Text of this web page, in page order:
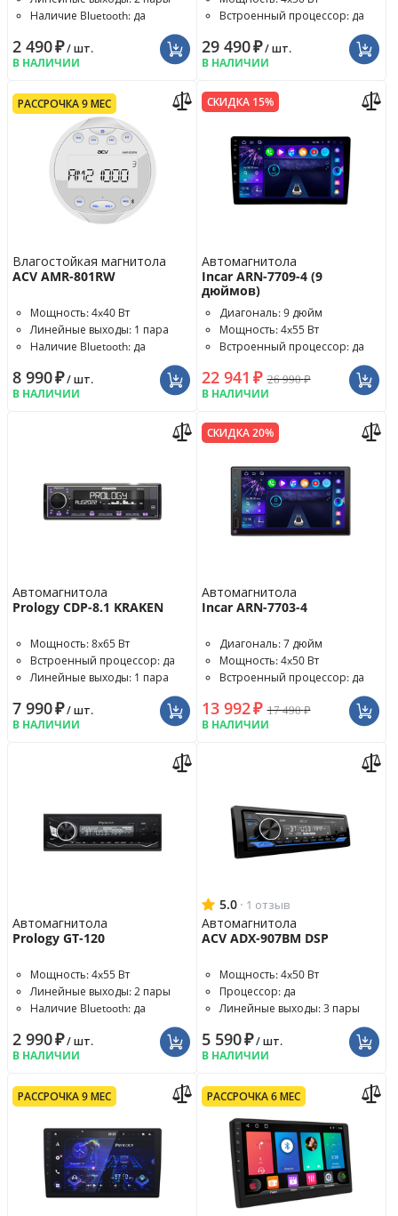
Наличие Bluetooth: да
2 490₽/ шт.
В НАЛИЧИИ
Встроенный процессор: да
29 490₽/ шт.
В НАЛИЧИИ
РАССРОЧКА 9 МЕС
Влагостойкая магнитола
ACV AMR-801RW
Мощность: 4x40 Вт
Линейные выходы: 1 пара
Наличие Bluetooth: да
8 990₽/ шт.
В НАЛИЧИИ
СКИДКА 15%
Автомагнитола
Incar ARN-7709-4 (9
дюймов)
Диагональ: 9 дюйм
Мощность: 4x55 Вт
Встроенный процессор: да
22 941 ₽ 26 990₽
В НАЛИЧИИ
Автомагнитола
Prology CDP-8.1 KRAKEN
Мощность: 8x65 Вт
Встроенный процессор: да
Линейные выходы: 1 пара
7 990₽/ шт.
В НАЛИЧИИ
СКИДКА 20%
Автомагнитола
Incar ARN-7703-4
Диагональ: 7 дюйм
Мощность: 4x50 Вт
Встроенный процессор: да
13 992₽ 17 490₽
В НАЛИЧИИ
Автомагнитола
Prology GT-120
Мощность: 4x55 Вт
Линейные выходы: 2 пары
Наличие Bluetooth: да
2 990₽/ шт.
В НАЛИЧИИ
5.0 · 1 отзыв
Автомагнитола
ACV ADX-907BM DSP
Мощность: 4x50 Вт
Процессор: да
Линейные выходы: 3 пары
5 590₽/ шт.
В НАЛИЧИИ
РАССРОЧКА 9 МЕС РАССРОЧКА 6 МЕС